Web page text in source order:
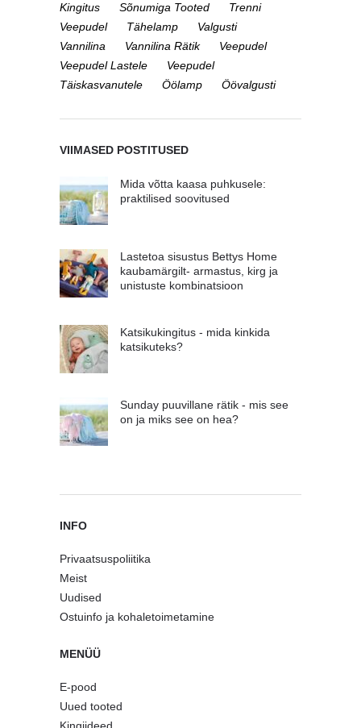
Kingitus
Sõnumiga Tooted
Trenni
Veepudel
Tähelamp
Valgusti
Vannilina
Vannilina Rätik
Veepudel
Veepudel Lastele
Veepudel
Täiskasvanutele
Öölamp Öövalgusti
VIIMASED POSTITUSED
Mida võtta kaasa puhkusele:
praktilised soovitused
Lastetoa sisustus Bettys Home
kaubamärgilt- armastus, kirg ja
unistuste kombinatsioon
Katsikukingitus - mida kinkida
katsikuteks?
Sunday puuvillane rätik - mis see
on ja miks see on hea?
INFO
Privaatsuspoliitika
Meist
Uudised
Ostuinfo ja kohaletoimetamine
MENÜÜ
E-pood
Uued tooted